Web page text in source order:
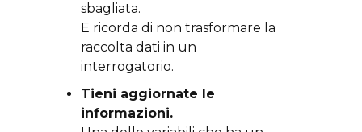
sbagliata.
E ricorda di non trasformare la
raccolta dati in un
interrogatorio.
Tieni aggiornate le
informazioni.